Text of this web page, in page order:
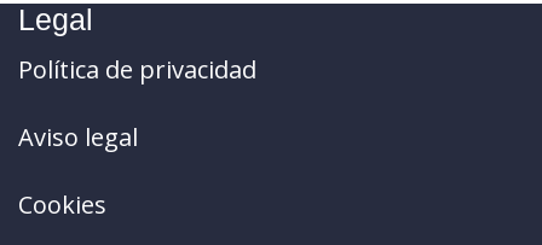
Legal
Política de privacidad
Aviso legal
Cookies